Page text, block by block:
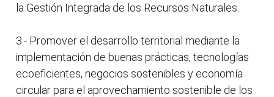
la Gestión Integrada de los Recursos Naturales.
3.- Promover el desarrollo territorial mediante la
implementación de buenas prácticas, tecnologías
ecoeficientes, negocios sostenibles y economía
circular para el aprovechamiento sostenible de los